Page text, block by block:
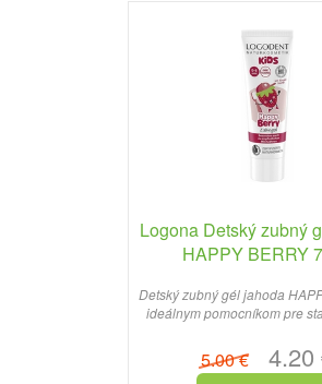
Logona Detský zubný
HAPPY BERRY
Detský zubný gél jahoda
ideálnym pomocníkom pre
5.00 €4.20